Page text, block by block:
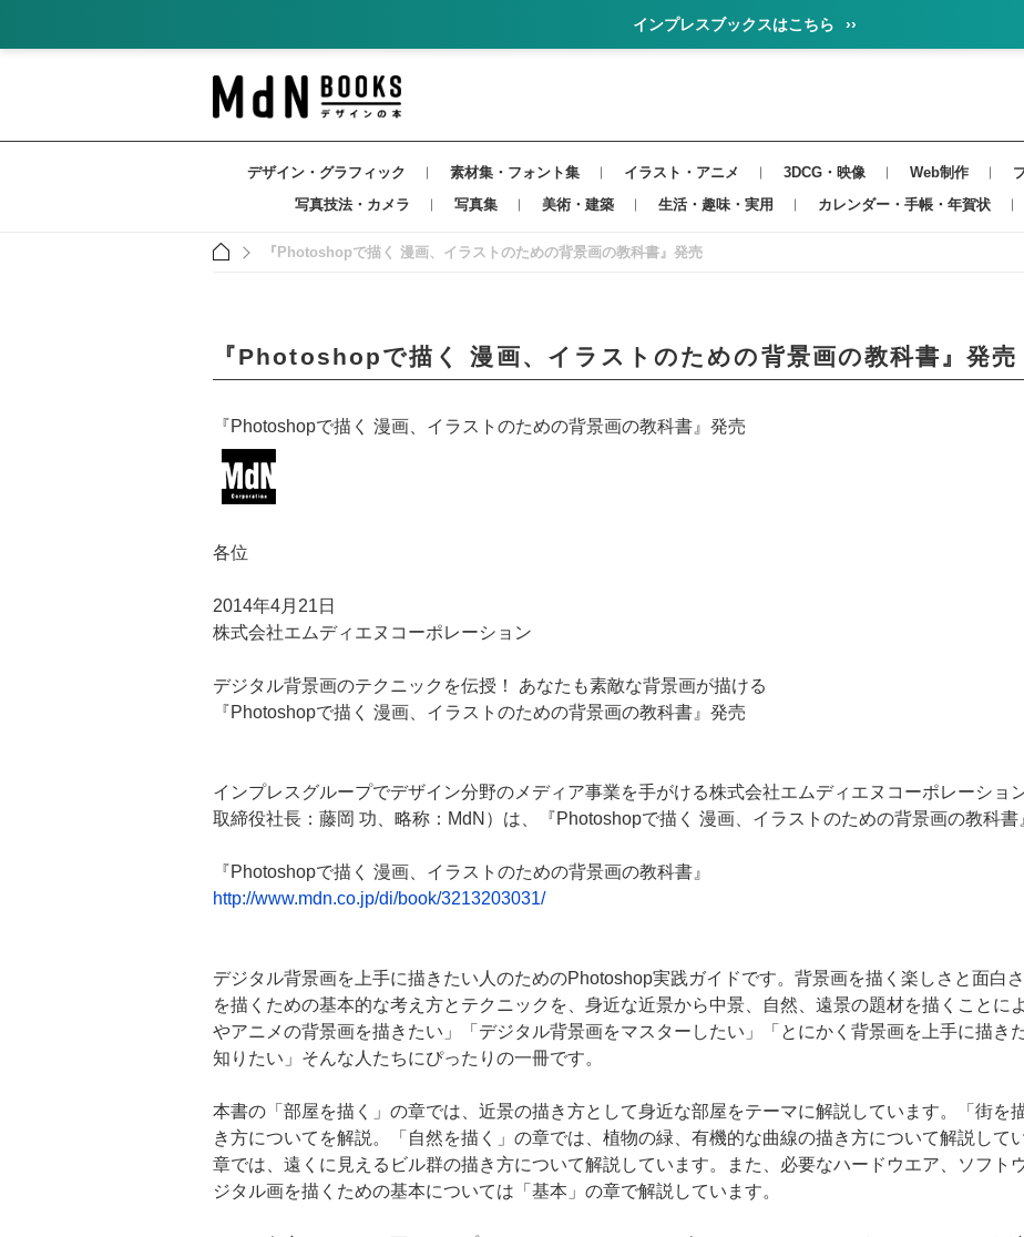
インプレスブックスはこちら ››
デザイン・グラフィック 素材集・フォント集 イラスト・アニメ 3DCG・映像 Web制作
写真技法・カメラ
写真集 美術・建築 生活・趣味・実用 カレンダー・手帳・年賀状
『Photoshopで描く 漫画、イラストのための背景画の教科書』発売
『Photoshopで描く 漫画、イラストのための背景画の教科書』発売
『Photoshopで描く 漫画、イラストのための背景画の教科書』発売
各位
2014年4月21日
株式会社エムディエヌコーポレーション
デジタル背景画のテクニックを伝授！ あなたも素敵な背景画が描ける
『Photoshopで描く 漫画、イラストのための背景画の教科書』発売
インプレスグループでデザイン分野のメディア事業を手がける株式会社エムディエヌコーポレーショ
取締役社長：藤岡 功、略称：MdN）は、『Photoshopで描く 漫画、イラストのための背景画の教科書
『Photoshopで描く 漫画、イラストのための背景画の教科書』
http://www.mdn.co.jp/di/book/3213203031/
デジタル背景画を上手に描きたい人のためのPhotoshop実践ガイドです。背景画を描く楽しさと面白
を描くための基本的な考え方とテクニックを、身近な近景から中景、自然、遠景の題材を描くことに
やアニメの背景画を描きたい」「デジタル背景画をマスターしたい」「とにかく背景画を上手に描き
知りたい」そんな人たちにぴったりの一冊です。
本書の「部屋を描く」の章では、近景の描き方として身近な部屋をテーマに解説しています。「街を
き方についてを解説。「自然を描く」の章では、植物の緑、有機的な曲線の描き方について解説して
章では、遠くに見えるビル群の描き方について解説しています。また、必要なハードウエア、ソフト
ジタル画を描くための基本については「基本」の章で解説しています。